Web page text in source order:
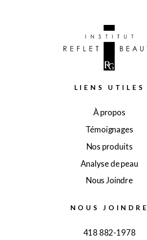
LIENS UTILES
À propos
Témoignages
Nos produits
Analyse de peau
Nous Joindre
NOUS JOINDRE
418 882-1978